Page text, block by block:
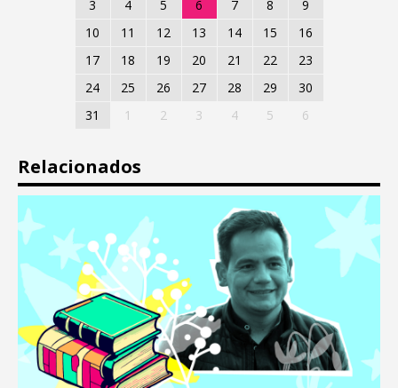
3
4 5 6 7 8
9
10
11 12 13 14 15
16
17
18 19 20 21 22
23
24
25 26 27 28 29
30
31
1 2 3 4 5 6
Relacionados